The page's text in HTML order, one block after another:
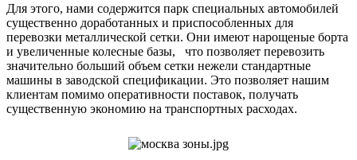
Для этого, нами содержится парк специальных автомобилей
существенно доработанных и приспособленных для
перевозки металлической сетки. Они имеют нарощеные борта
и увеличенные колесные базы, что позволяет перевозить
значительно больший объем сетки нежели стандартные
машины в заводской спецификации. Это позволяет нашим
клиентам помимо оперативности поставок, получать
существенную экономию на транспортных расходах.